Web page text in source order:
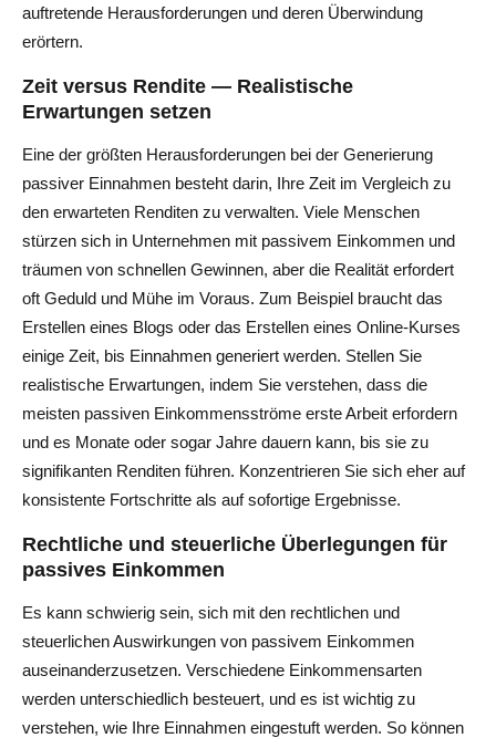
auftretende Herausforderungen und deren Überwindung
erörtern.
Zeit versus Rendite — Realistische
Erwartungen setzen
Eine der größten Herausforderungen bei der Generierung
passiver Einnahmen besteht darin, Ihre Zeit im Vergleich zu
den erwarteten Renditen zu verwalten. Viele Menschen
stürzen sich in Unternehmen mit passivem Einkommen und
träumen von schnellen Gewinnen, aber die Realität erfordert
oft Geduld und Mühe im Voraus. Zum Beispiel braucht das
Erstellen eines Blogs oder das Erstellen eines Online-Kurses
einige Zeit, bis Einnahmen generiert werden. Stellen Sie
realistische Erwartungen, indem Sie verstehen, dass die
meisten passiven Einkommensströme erste Arbeit erfordern
und es Monate oder sogar Jahre dauern kann, bis sie zu
signifikanten Renditen führen. Konzentrieren Sie sich eher auf
konsistente Fortschritte als auf sofortige Ergebnisse.
Rechtliche und steuerliche Überlegungen für
passives Einkommen
Es kann schwierig sein, sich mit den rechtlichen und
steuerlichen Auswirkungen von passivem Einkommen
auseinanderzusetzen. Verschiedene Einkommensarten
werden unterschiedlich besteuert, und es ist wichtig zu
verstehen, wie Ihre Einnahmen eingestuft werden. So können